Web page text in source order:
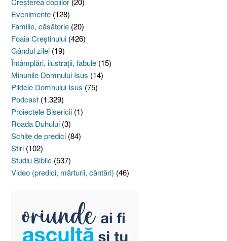
Evenimente (128)
Familie, căsătorie (20)
Foaia Creştinului (426)
Gândul zilei (19)
Întâmplări, ilustraţii, fabule (15)
Minunile Domnului Isus (14)
Pildele Domnului Isus (75)
Podcast (1.329)
Proiectele Bisericii (1)
Roada Duhului (3)
Schiţe de predici (84)
Ştiri (102)
Studiu Biblic (537)
Video (predici, mărturii, cântări) (46)